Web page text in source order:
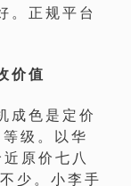
。正规平台
价值
成色是定价
级。以华
原价七八
少。小李手